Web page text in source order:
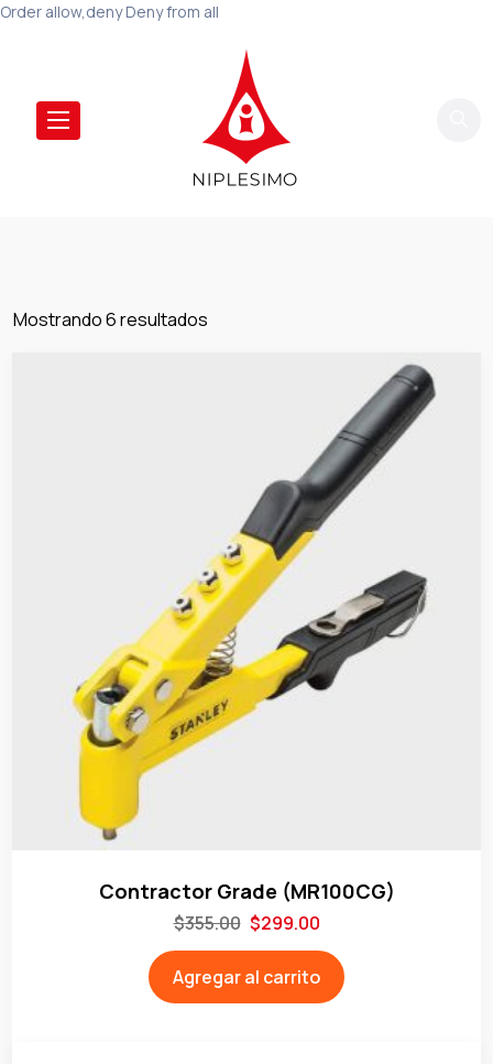
Order allow,deny Deny from all
Mostrando 6 resultados
Contractor Grade (MR100CG)
$355.00 $299.00
Agregar al carrito